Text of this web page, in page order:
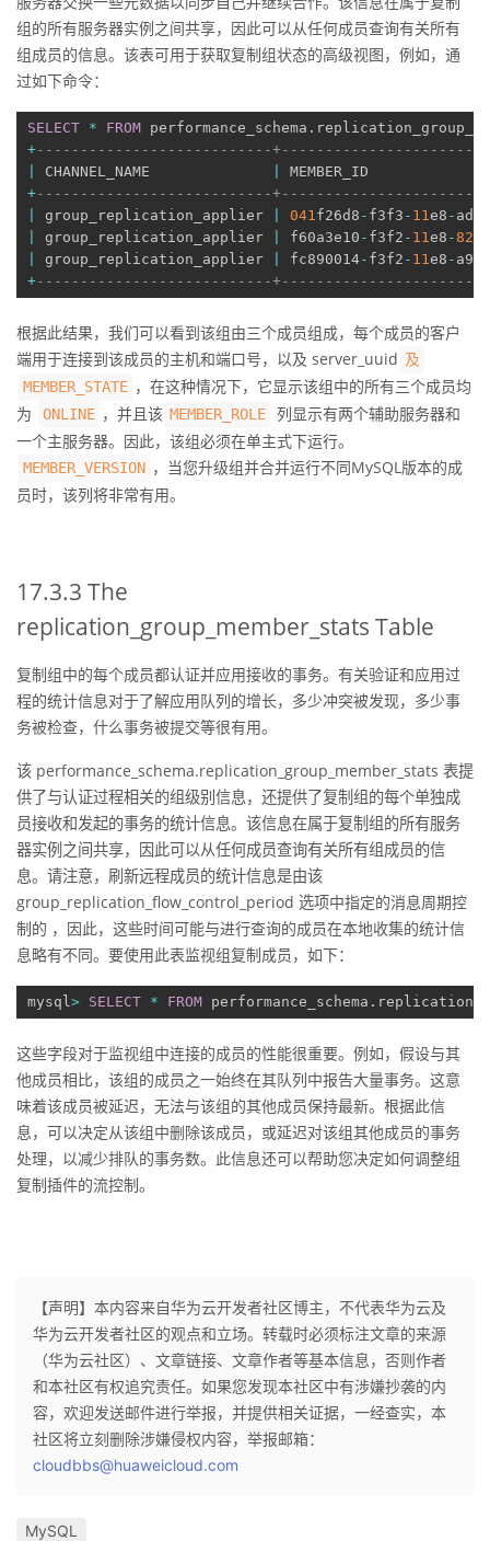
组的所有服务器实例之间共享，因此可以从任何成员查询有关所有
组成员的信息。该表可用于获取复制组状态的高级视图，例如，通
过如下命令：
SELECT * FROM performance_schema .
+---------------------------
CHANNEL_NAME
+---------------------------
group_replication_applier 041f26d8 - f3f3 - 11e8 - adff
group_replication_applier f60a3e10 - f3f2 - 11e8 -8258
group_replication_applier fc890014- f3f2 - 11e8 - a9fd
+---------------------------
根据此结果，我们可以看到该组由三个成员组成，每个成员的客户
端用于连接到该成员的主机和端口号，以及 server_uuid 及
MEMBER_STATE ，在这种情况下，它显示该组中的所有三个成员均
为
ONLINE ，并且该 MEMBER_ROLE
列显示有两个辅助服务器和
一个主服务器。因此，该组必须在单主式下运行。
MEMBER_VERSION ，当您升级组并合并运行不同MySQL版本的成
员时，该列将非常有用。
17.3.3 The
replication_group_member_stats Table
复制组中的每个成员都认证并应用接收的事务。有关验证和应用过
程的统计信息对于了解应用队列的增长，多少冲突被发现，多少事
务被检查，什么事务被提交等很有用。
该 performance_schema.replication_group_member_stats 表提
供了与认证过程相关的组级别信息，还提供了复制组的每个单独成
员接收和发起的事务的统计信息。该信息在属于复制组的所有服务
器实例之间共享，因此可以从任何成员查询有关所有组成员的信
息。请注意，刷新远程成员的统计信息是由该
group_replication_flow_control_period 选项中指定的消息周期控
制的 ，因此，这些时间可能与进行查询的成员在本地收集的统计信
息略有不同。要使用此表监视组复制成员，如下：
mysql> SELECT * FROM performance_schema .
这些字段对于监视组中连接的成员的性能很重要。例如，假设与其
他成员相比，该组的成员之一始终在其队列中报告大量事务。这意
味着该成员被延迟，无法与该组的其他成员保持最新。根据此信
息，可以决定从该组中删除该成员，或延迟对该组其他成员的事务
处理，以减少排队的事务数。此信息还可以帮助您决定如何调整组
复制插件的流控制。
【声明】本内容来自华为云开发者社区博主，不代表华为云及
华为云开发者社区的观点和立场。转载时必须标注文章的来源
（华为云社区）、文章链接、文章作者等基本信息，否则作者
和本社区有权追究责任。如果您发现本社区中有涉嫌抄袭的内
容，欢迎发送邮件进行举报，并提供相关证据，一经查实，本
社区将立刻删除涉嫌侵权内容，举报邮箱：
cloudbbs@huaweicloud.com
MySQL